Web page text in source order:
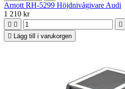
Arnott RH-5299 Höjdnivågivare Audi
1 210 kr
  

Lägg till i varukorgen